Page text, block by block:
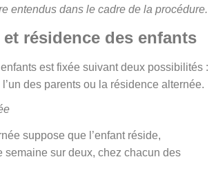
entendus dans le cadre de la procédure.
résidence des enfants
est fixée suivant deux possibilités :
des parents ou la résidence alternée.
suppose que l’enfant réside,
semaine sur deux, chez chacun des